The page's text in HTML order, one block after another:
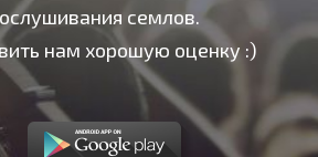
семлов.
нам хорошую оценку :)